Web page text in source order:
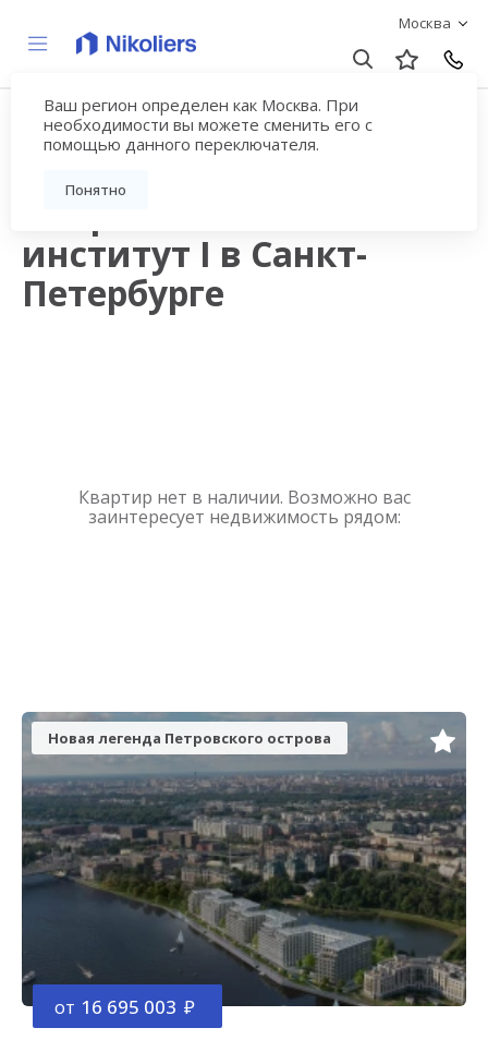
Москва
Ваш регион определен как Москва. При
необходимости вы можете сменить его с
помощью данного переключателя.
Понятно
Продажа квартир в
новостройках рядом с
институт I в Санкт-
Петербурге
Квартир нет в наличии. Возможно вас
заинтересует недвижимость рядом:
Новая легенда Петровского острова
от 16 695 003